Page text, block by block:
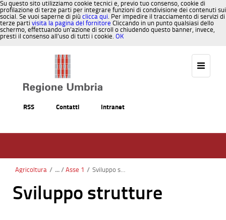
Su questo sito utilizziamo cookie tecnici e, previo tuo consenso, cookie di
profilazione di terze parti per integrare funzioni di condivisione dei contenuti sui
social. Se vuoi saperne di più clicca qui. Per impedire il tracciamento di servizi di
terze parti visita la pagina del fornitore Cliccando in un punto qualsiasi dello
schermo, effettuando un’azione di scroll o chiudendo questo banner, invece,
presti il consenso all’uso di tutti i cookie. OK
RSS Contatti Intranet
Agricoltura / Asse 1 / Sviluppo strutture
Sviluppo strutture